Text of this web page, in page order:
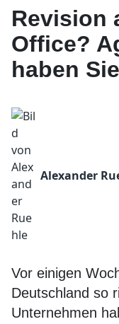
Revision
Office?
haben
Alexander
Vor einigen
Deutschland so
Unternehmen